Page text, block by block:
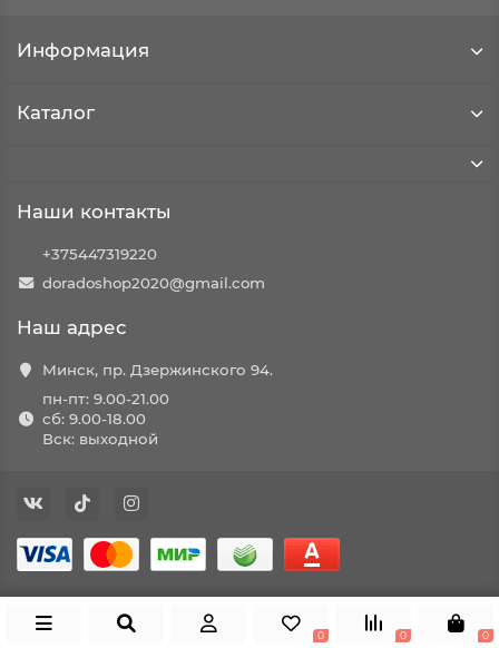
Информация
Каталог
Наши контакты
+375447319220
doradoshop2020@gmail.com
Наш адрес
Минск, пр. Дзержинского 94.
пн-пт: 9.00-21.00
сб: 9.00-18.00
Вск: выходной
0
0
0